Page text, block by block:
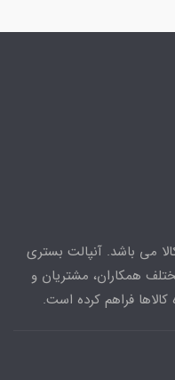
می باشد. آنپالت بستری
همکاران، مشتریان و
فراهم کرده است.